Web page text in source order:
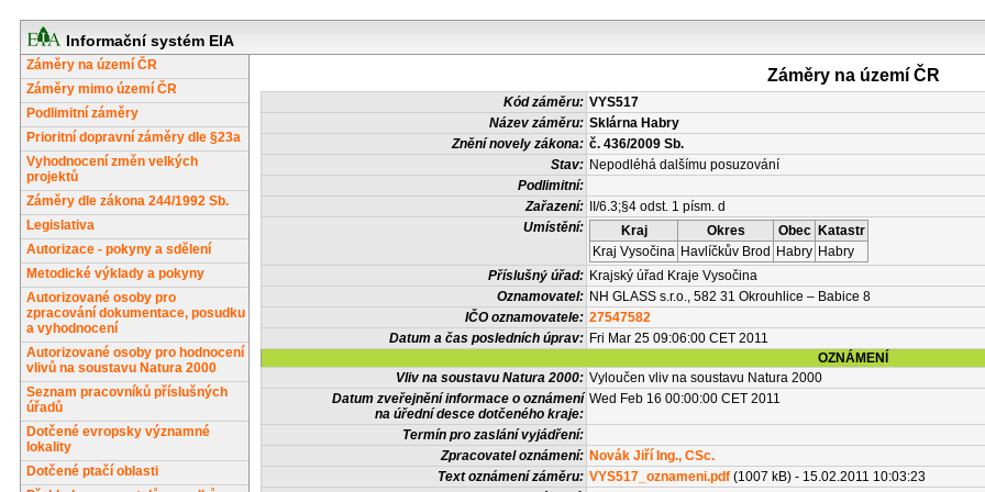
Informační systém EIA
Záměry na území ČR
Záměry mimo území ČR
Podlimitní záměry
Prioritní dopravní záměry dle §23a
Vyhodnocení změn velkých
projektů
Záměry dle zákona 244/1992 Sb.
Legislativa
Autorizace - pokyny a sdělení
Metodické výklady a pokyny
Autorizované osoby pro
zpracování dokumentace, posudku
a vyhodnocení
Autorizované osoby pro hodnocení
vlivů na soustavu Natura 2000
Seznam pracovníků příslušných
úřadů
Dotčené evropsky významné
lokality
Dotčené ptačí oblasti
Záměry na území ČR
Kód záměru: VYS517
Název záměru: Sklárna Habry
Znění novely zákona: č. 436/2009 Sb.
Stav: Nepodléhá dalšímu posuzování
Podlimitní:
Zařazení:
II/6.3;§4 odst. 1 písm. d
Umístění:
Kraj Okres Obec
Katastr
Kraj Vysočina Havlíčkův Brod Habry Habry
Příslušný úřad: Krajský úřad Kraje Vysočina
Oznamovatel: NH GLASS s.r.o., 582 31 Okrouhlice – Babice 8
IČO oznamovatele: 27547582
Datum a čas posledních úprav: Fri Mar 25 09:06:00 CET 2011
OZNÁMENÍ
Vliv na soustavu Natura 2000: Vyloučen vliv na soustavu Natura 2000
Datum zveřejnění informace o oznámení
na úřední desce dotčeného kraje:
Wed Feb 16 00:00:00 CET 2011
Termín pro zaslání vyjádření:
Zpracovatel oznámení: Novák Jiří Ing., CSc.
Text oznámení záměru: VYS517_oznameni.pdf (1007 kB) - 15.02.2011 10:03:23